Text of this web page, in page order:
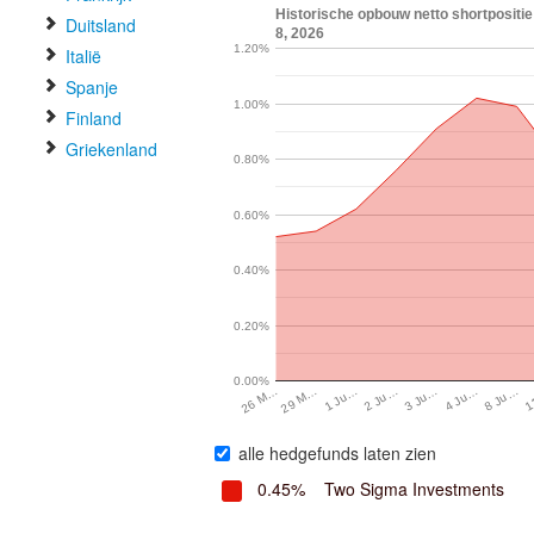
Duitsland
Italië
Spanje
Finland
Griekenland
Historische opbouw netto
8, 2026
26 M…29 M… 1 Ju… 2 Ju… 3 Ju… 4 Ju… 8 Ju…
0.00%
0.20%
0.40%
0.60%
0.80%
1.00%
1.20%
alle hedgefunds laten zien
0.45%
Two Sigma Investments